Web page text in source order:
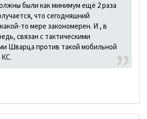
были как минимум ещё 2 раза
что сегодняшний
то мере закономерен. И , в
связан с тактическими
Шварца против такой мобильной
КС.